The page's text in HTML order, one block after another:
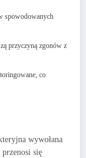
spowodowanych
przyczyną zgonów z
co
wywołana
się